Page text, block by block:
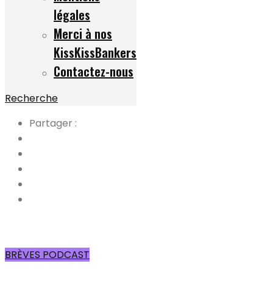
légales
Merci à nos
KissKissBankers
Contactez-nous
Recherche
Partager :
BRÈVES PODCAST